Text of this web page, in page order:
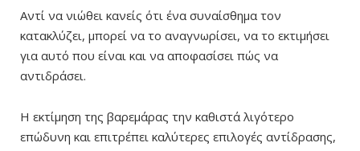
Αντί να νιώθει κανείς ότι ένα συναίσθημα τον
κατακλύζει, μπορεί να το αναγνωρίσει, να το εκτιμήσει
για αυτό που είναι και να αποφασίσει πώς να
αντιδράσει.
Η εκτίμηση της βαρεμάρας την καθιστά λιγότερο
επώδυνη και επιτρέπει καλύτερες επιλογές αντίδρασης,